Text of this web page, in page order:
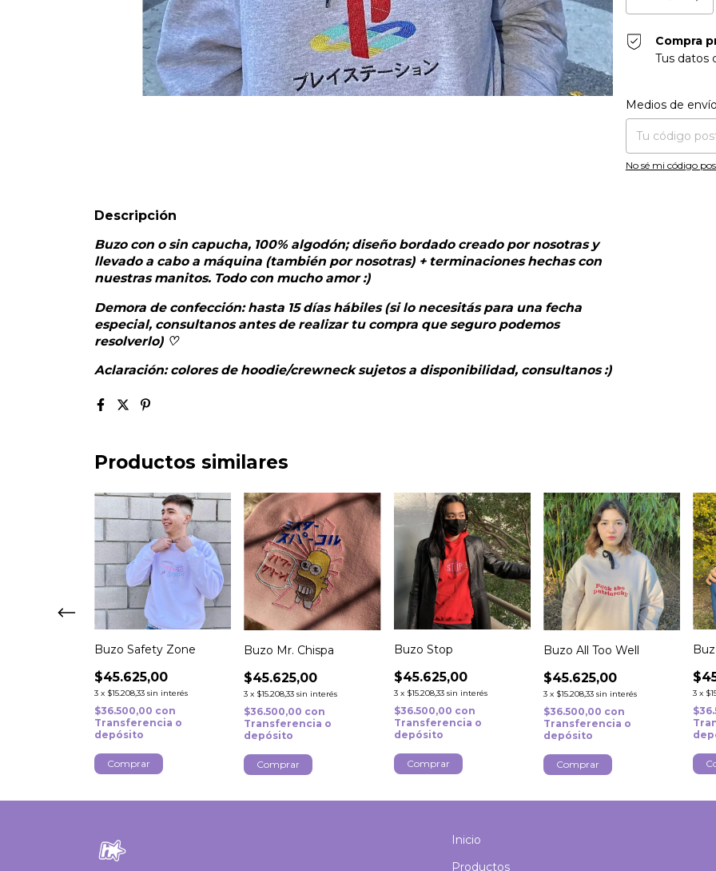
Compra
Tus datos
Entregas para el
Medios de
No sé mi código
Descripción
Buzo con o sin capucha, 100% algodón; diseño bordado creado por nosotras y
llevado a cabo a máquina (también por nosotras) + terminaciones hechas con
nuestras manitos. Todo con mucho amor :)
Demora de confección: hasta 15 días hábiles (si lo necesitás para una fecha
especial, consultanos antes de realizar tu compra que seguro podemos
resolverlo) ♡
Aclaración: colores de hoodie/crewneck sujetos a disponibilidad, consultanos :)
Productos similares
Buzo Safety Zone
$45.625,00
3 x $15.208,33 sin interés
$36.500,00 con
Transferencia o
depósito
Comprar
Buzo Mr. Chispa
$45.625,00
3 x $15.208,33 sin interés
$36.500,00 con
Transferencia o
depósito
Comprar
Buzo Stop
$45.625,00
3 x $15.208,33 sin interés
$36.500,00 con
Transferencia o
depósito
Comprar
Buzo All Too Well
$45.625,00
3 x $15.208,33 sin interés
$36.500,00 con
Transferencia o
depósito
Comprar
3 x
Inicio
Productos